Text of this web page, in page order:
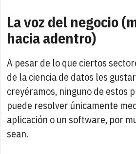
La voz del negocio
hacia adentro)
A pesar de lo que ciertos
de la ciencia de datos les
creyéramos, ninguno de estos
puede resolver únicamente
aplicación o un software, por
sean.